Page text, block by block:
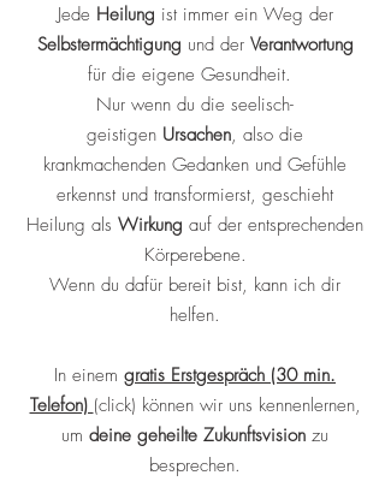
Jede Heilung ist immer ein Weg der
Selbstermächtigung und der Verantwortung
für die eigene Gesundheit.
Nur wenn du die seelisch-
geistigen Ursachen, also die
krankmachenden Gedanken und Gefühle
erkennst und transformierst, geschieht
Heilung als Wirkung auf der entsprechenden
Körperebene.
Wenn du dafür bereit bist, kann ich dir
helfen.
In einem gratis Erstgespräch (30 min.
Telefon) (click) können wir uns kennenlernen,
um deine geheilte Zukunftsvision zu
besprechen.